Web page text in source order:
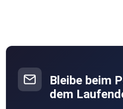
Bleibe beim
dem